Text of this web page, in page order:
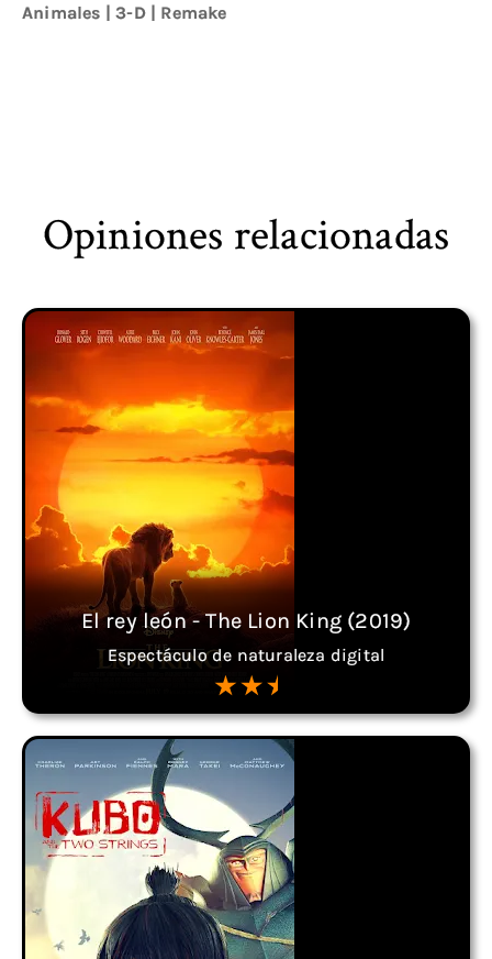
Animales |3-D| Remake
Opiniones relacionadas
El rey león - The Lion King (2019)
Espectáculo de naturaleza digital